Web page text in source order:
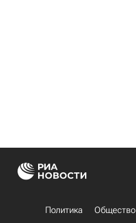
Политика Общество